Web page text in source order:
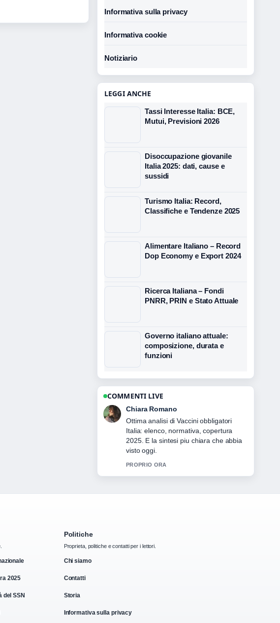
Informativa sulla privacy
Informativa cookie
Notiziario
LEGGI ANCHE
Tassi Interesse Italia: BCE,
Mutui, Previsioni 2026
Disoccupazione giovanile
Italia 2025: dati, cause e
sussidi
Turismo Italia: Record,
Classifiche e Tendenze 2025
Alimentare Italiano – Record
Dop Economy e Export 2024
Ricerca Italiana – Fondi
PNRR, PRIN e Stato Attuale
Governo italiano attuale:
composizione, durata e
funzioni
COMMENTI LIVE
Luca Conti
Seguo da vicino Sanità pubblica Italia:
come funziona, costi e... – apprezzo il
tono equilibrato di questa copertura.
3 MIN FA
Proprieta, politiche e contatti per i lettori.